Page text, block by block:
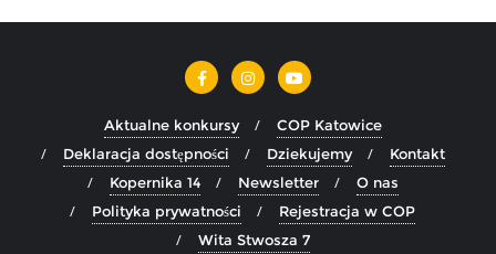
Aktualne konkursy
COP Katowice
Deklaracja dostępności
Dziekujemy
Kontakt
Kopernika 14
Newsletter
O nas
Polityka prywatności
Rejestracja w COP
Wita Stwosza 7